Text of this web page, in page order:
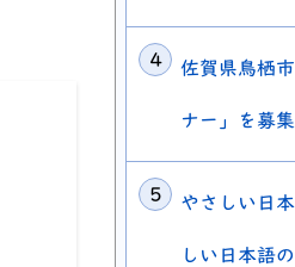
佐賀県鳥栖
ナー」を募
やさしい日
しい日本語